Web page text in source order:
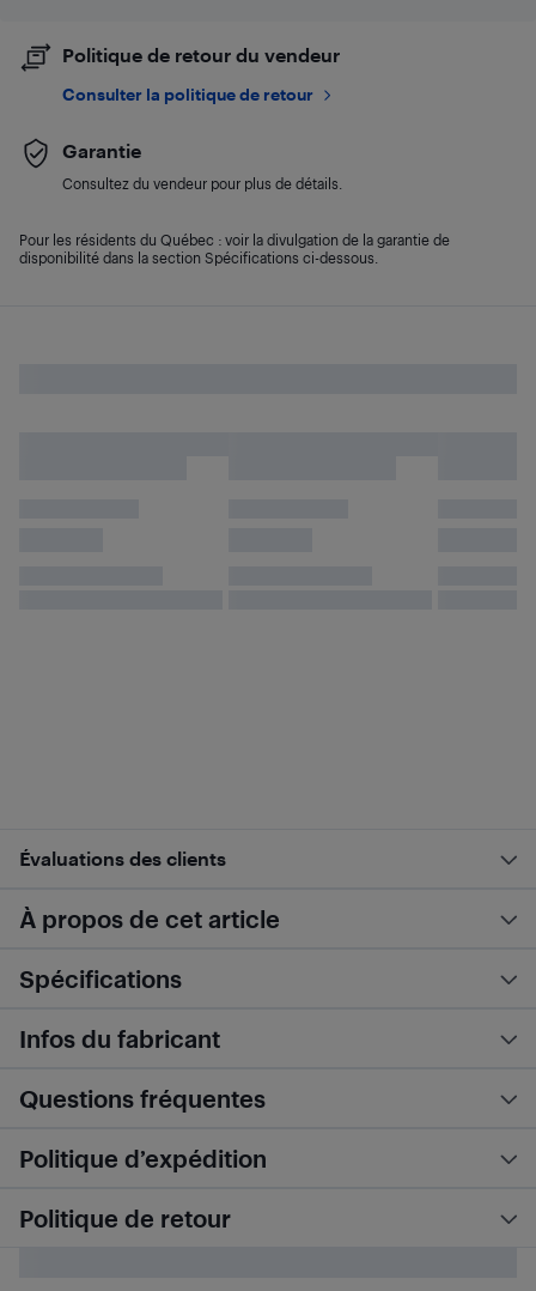
Politique de retour du vendeur
Consulter la politique de retour
Garantie
Consultez du vendeur pour plus de détails.
Pour les résidents du Québec : voir la divulgation de la garantie de
disponibilité dans la section Spécifications ci-dessous.
Évaluations des clients
À propos de cet article
Spécifications
Infos du fabricant
Questions fréquentes
Politique d’expédition
Politique de retour